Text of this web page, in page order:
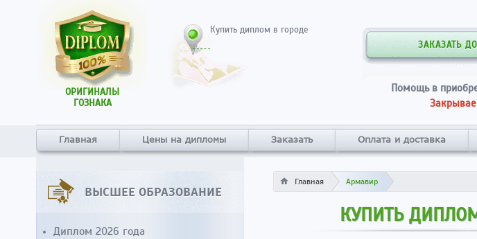
ОРИГИНАЛЫ
ГОЗНАКА
Купить диплом в городе
ЗАКАЗАТЬ
Помощь в
Главная Цены на дипломы Заказать Оплата и доставка
Главная Армавир
КУПИТЬ
ВЫСШЕЕ ОБРАЗОВАНИЕ
Диплом 2026 года